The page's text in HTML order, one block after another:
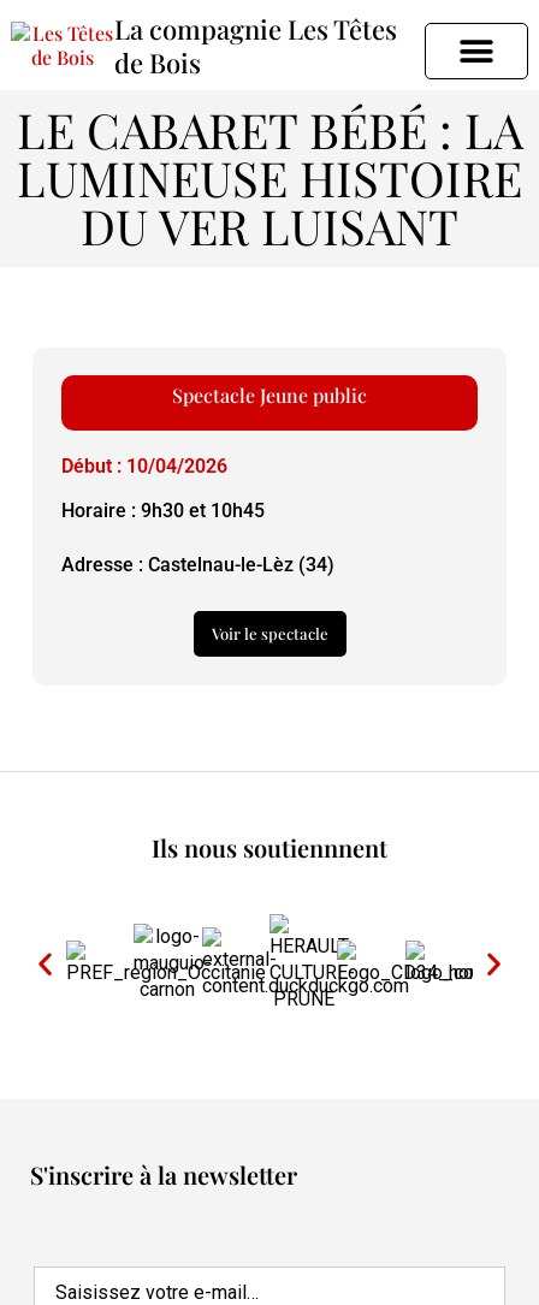
La compagnie Les Têtes
de Bois
LE CABARET BÉBÉ : LA
LUMINEUSE HISTOIRE
DU VER LUISANT
SpectacleJeune public
Début : 10/04/2026
Horaire : 9h30 et 10h45
Adresse : Castelnau-le-Lèz (34)
Voir le spectacle
Ils nous soutiennnent
S'inscrire à la newsletter